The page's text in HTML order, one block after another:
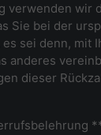
verwenden wir
Sie bei der
sei denn, mit
anderes
dieser